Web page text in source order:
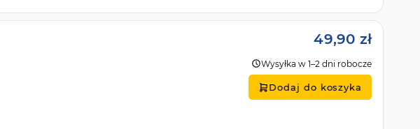
49,90 zł
Wysyłka w 1–2 dni robocze
Dodaj do koszyka